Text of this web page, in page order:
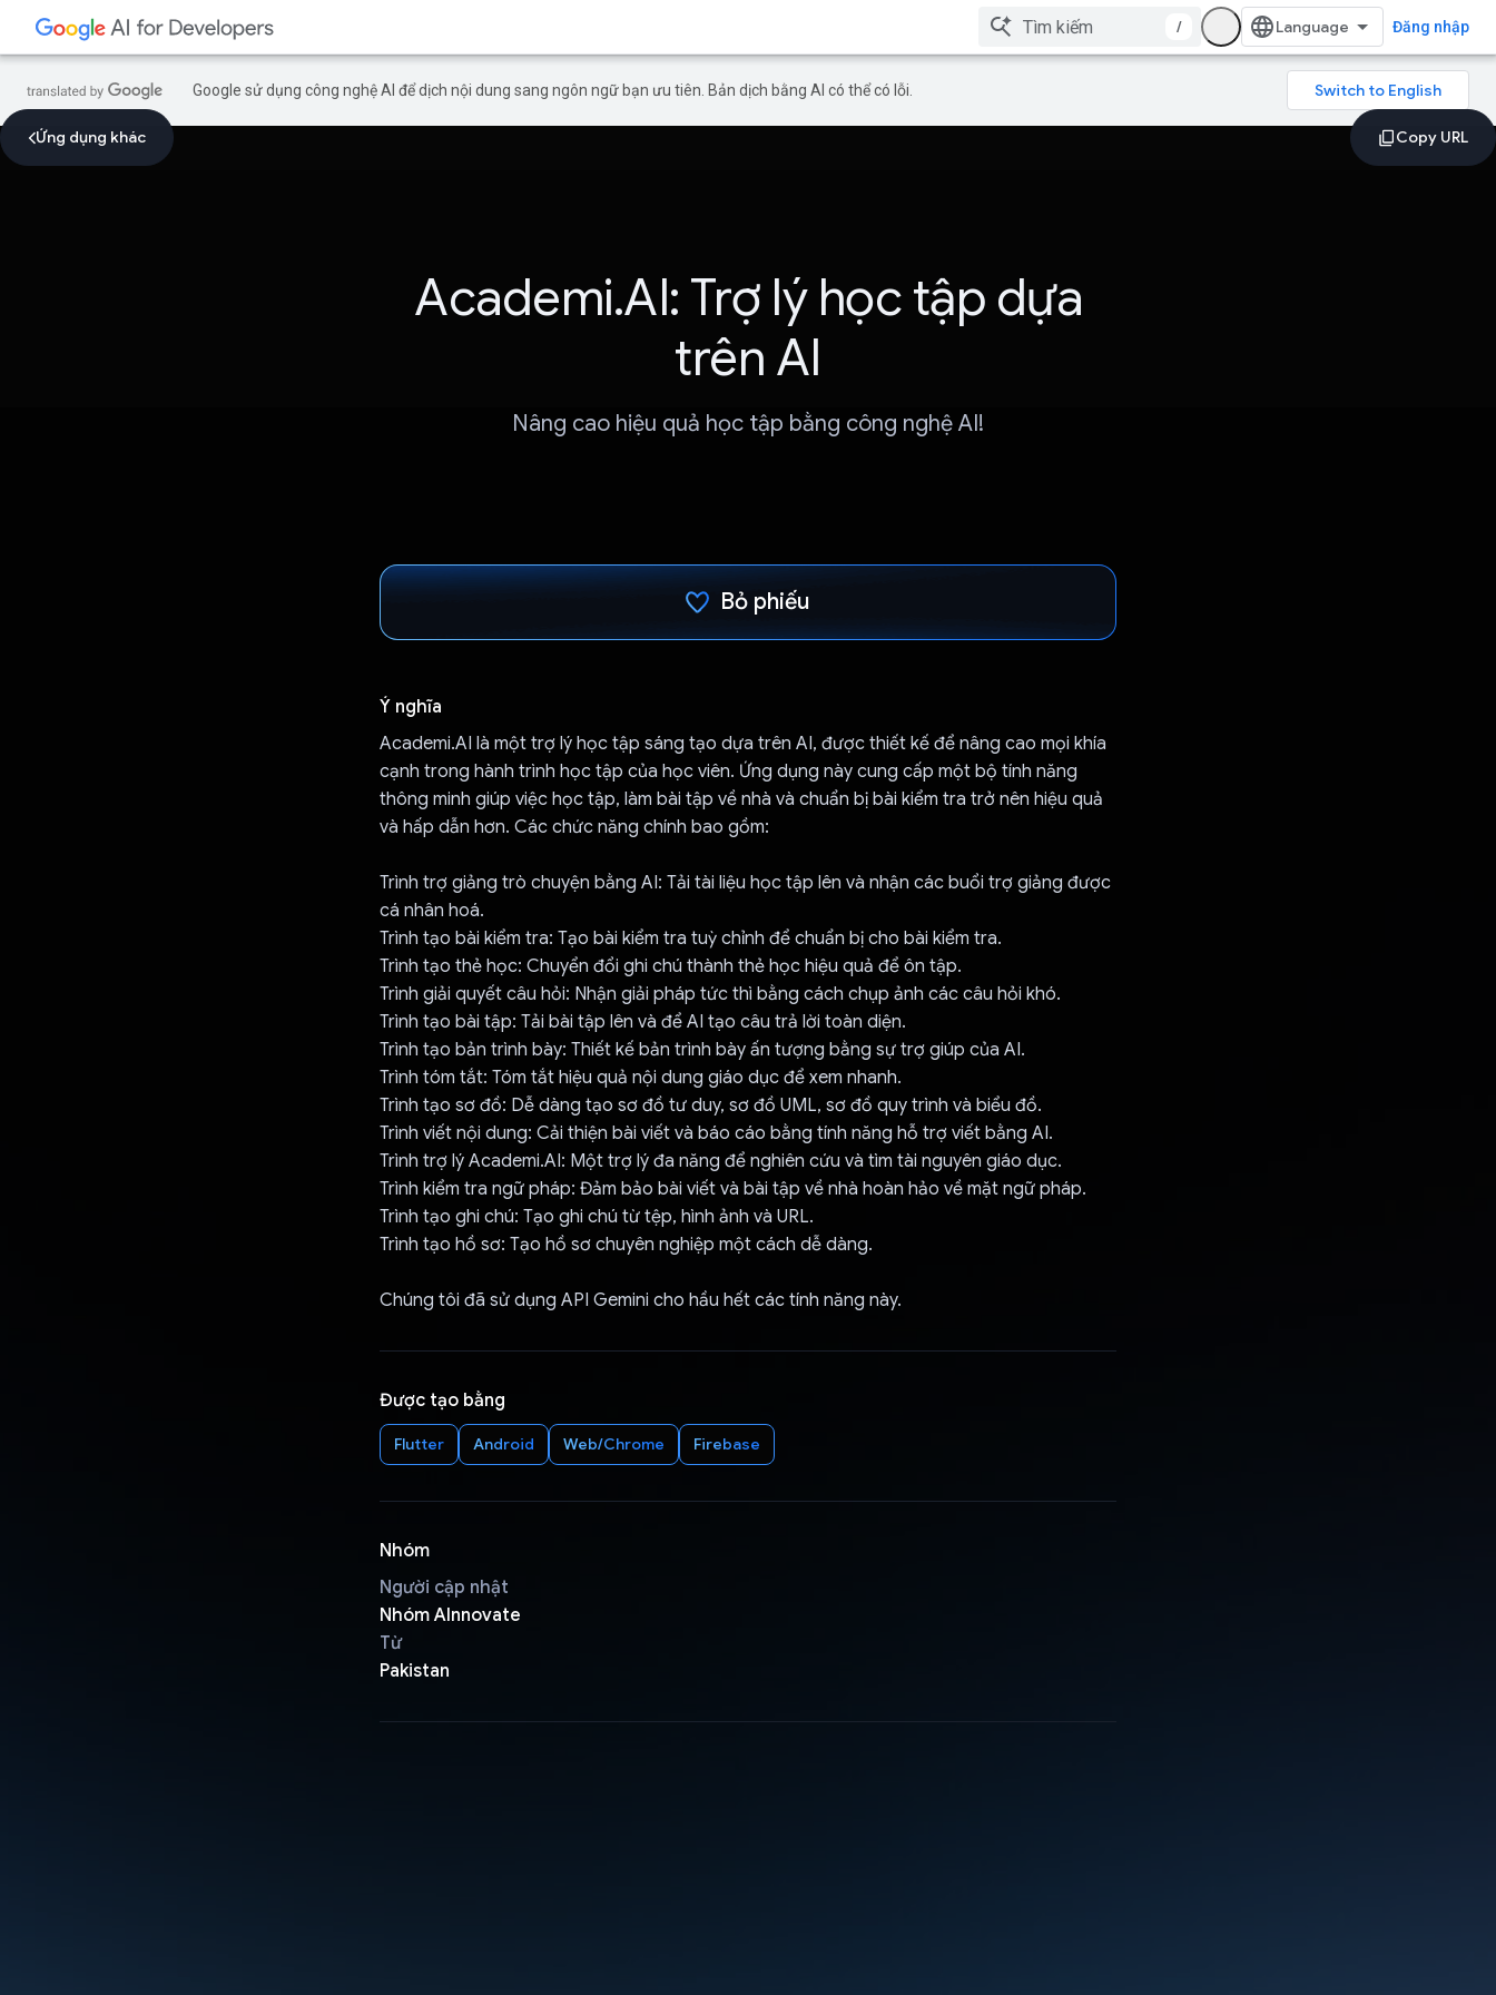
/ Đăng nhập
Google sử dụng công nghệ AI để dịch nội dung sang ngôn ngữ bạn ưu tiên. Bản dịch bằng AI có thể có lỗi.
Ứng dụng khác
Academi.AI: Trợ lý học tập dựa
trên AI
Nâng cao hiệu quả học tập bằng công nghệ AI!
Bỏ phiếu
Ý nghĩa
Academi.AI là một trợ lý học tập sáng tạo dựa trên AI, được thiết kế để nâng cao mọi khía
cạnh trong hành trình học tập của học viên. Ứng dụng này cung cấp một bộ tính năng
thông minh giúp việc học tập, làm bài tập về nhà và chuẩn bị bài kiểm tra trở nên hiệu quả
và hấp dẫn hơn. Các chức năng chính bao gồm:
Trình trợ giảng trò chuyện bằng AI: Tải tài liệu học tập lên và nhận các buổi trợ giảng được
cá nhân hoá.
Trình tạo bài kiểm tra: Tạo bài kiểm tra tuỳ chỉnh để chuẩn bị cho bài kiểm tra.
Trình tạo thẻ học: Chuyển đổi ghi chú thành thẻ học hiệu quả để ôn tập.
Trình giải quyết câu hỏi: Nhận giải pháp tức thì bằng cách chụp ảnh các câu hỏi khó.
Trình tạo bài tập: Tải bài tập lên và để AI tạo câu trả lời toàn diện.
Trình tạo bản trình bày: Thiết kế bản trình bày ấn tượng bằng sự trợ giúp của AI.
Trình tóm tắt: Tóm tắt hiệu quả nội dung giáo dục để xem nhanh.
Trình tạo sơ đồ: Dễ dàng tạo sơ đồ tư duy, sơ đồ UML, sơ đồ quy trình và biểu đồ.
Trình viết nội dung: Cải thiện bài viết và báo cáo bằng tính năng hỗ trợ viết bằng AI.
Trình trợ lý Academi.AI: Một trợ lý đa năng để nghiên cứu và tìm tài nguyên giáo dục.
Trình kiểm tra ngữ pháp: Đảm bảo bài viết và bài tập về nhà hoàn hảo về mặt ngữ pháp.
Trình tạo ghi chú: Tạo ghi chú từ tệp, hình ảnh và URL.
Trình tạo hồ sơ: Tạo hồ sơ chuyên nghiệp một cách dễ dàng.
Chúng tôi đã sử dụng API Gemini cho hầu hết các tính năng này.
Được tạo bằng
Flutter Android Web/Chrome Firebase
Nhóm
Người cập nhật
Nhóm AInnovate
Từ
Pakistan